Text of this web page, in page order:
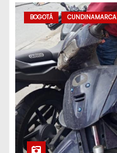
BOGOTÁ CUNDINAMARCA